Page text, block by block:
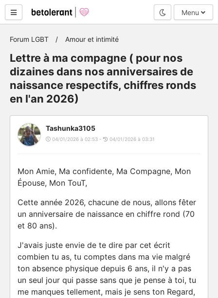
Mode nuit
Menu
Forum LGBT Amour et intimité
Lettre à ma compagne ( pour nos
dizaines dans nos anniversaires de
naissance respectifs, chiffres ronds
en l'an 2026)
Tashunka3105
04/01/2026 à 02:53 - 04/01/2026 à 03:31
Mon Amie, Ma confidente, Ma Compagne, Mon
Épouse, Mon TouT,
Cette année 2026, chacune de nous, allons fêter
un anniversaire de naissance en chiffre rond (70
et 80 ans).
J'avais juste envie de te dire par cet écrit
combien tu as, tu comptes dans ma vie malgré
ton absence physique depuis 6 ans, il n'y a pas
un seul jour qui passe sans que je pense à toi, tu
me manques tellement, mais je sens ton Regard,